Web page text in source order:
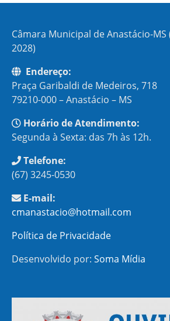
Câmara Municipal de Anastácio-MS
2028)
Endereço:
Praça Garibaldi de Medeiros, 718
79210-000 – Anastácio – MS
Horário de Atendimento:
Segunda à Sexta: das 7h às 12h.
Telefone:
(67) 3245-0530
E-mail:
cmanastacio@hotmail.com
Política de Privacidade
Desenvolvido por: Soma Mídia